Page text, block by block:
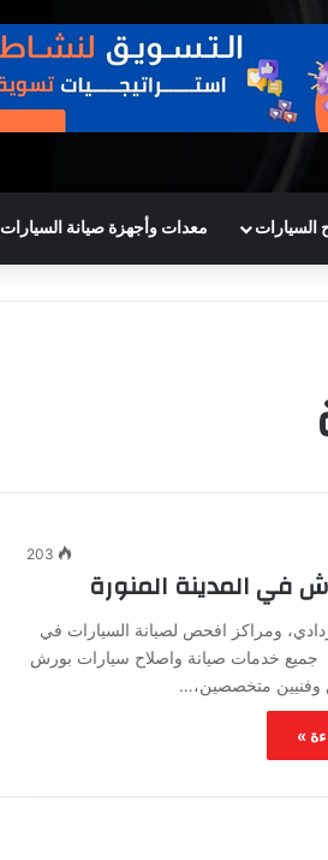
السيارات معدات وأجهزة صيانة السيارات
203
في المدينة المنورة
ومراكز افحص لصيانة السيارات في
جميع خدمات صيانة واصلاح سيارات بورش
وفنيين متخصصين،…
»